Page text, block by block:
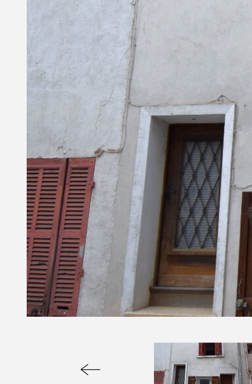
© Copyright 2021 Ci-immo - Tous droits réservés